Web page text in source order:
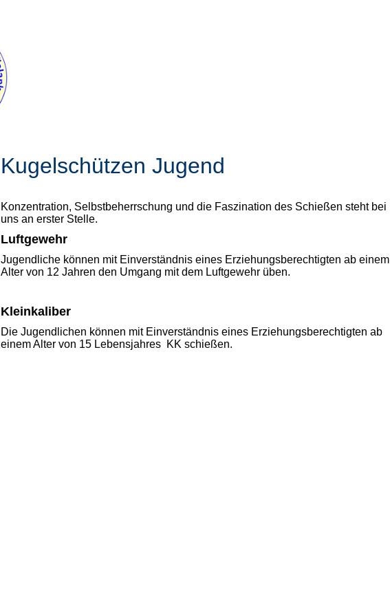
Kugelschützen Jugend
Konzentration, Selbstbeherrschung und die Faszination des Schießen steht bei
uns an erster Stelle.
Luftgewehr
Jugendliche können mit Einverständnis eines Erziehungsberechtigten ab einem
Alter von 12 Jahren den Umgang mit dem Luftgewehr üben.
Kleinkaliber
Die Jugendlichen können mit Einverständnis eines Erziehungsberechtigten ab
einem Alter von 15 Lebensjahres KK schießen.